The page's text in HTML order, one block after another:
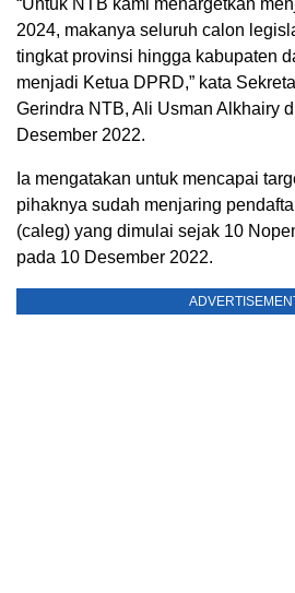
“Untuk NTB kami menargetkan
2024, makanya seluruh calon
tingkat provinsi hingga kabupaten
menjadi Ketua DPRD,” kata
Gerindra NTB, Ali Usman Alkhairy
Desember 2022.
Ia mengatakan untuk mencapai
pihaknya sudah menjaring
(caleg) yang dimulai sejak 10
pada 10 Desember 2022.